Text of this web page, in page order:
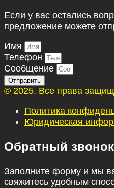
Если у вас остались
предложение можете
Имя
Телефон
Сообщение
Отправить
© 2025. Все права
Политика
Юридическая
Обратный звонок
Заполните форму и мы
свяжитесь удобным